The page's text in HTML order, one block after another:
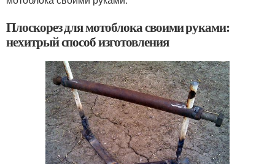
Плоскорез для мотоблока своими руками:
нехитрый способ изготовления